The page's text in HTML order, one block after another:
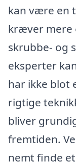
kan være en
kræver mere
skrubbe- og
eksperter
har ikke blot
rigtige
bliver
fremtiden.
nemt finde